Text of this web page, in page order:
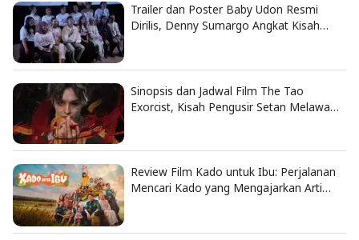
Trailer dan Poster Baby Udon Resmi
Dirilis, Denny Sumargo Angkat Kisah
Sinopsis dan Jadwal Film The Tao
Exorcist, Kisah Pengusir Setan Melawan
Review Film Kado untuk Ibu: Perjalanan
Mencari Kado yang Mengajarkan Arti